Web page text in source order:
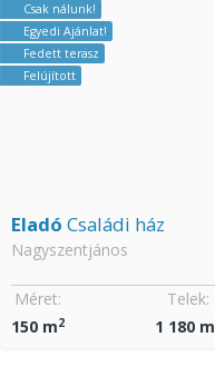
Csak nálunk!
Egyedi Ajánlat!
Fedett terasz
Felújított
Eladó Családi ház
Nagyszentjános
Méret:
150 m2
Telek:
1 180 m